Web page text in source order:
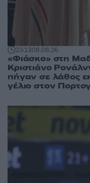
23:1308.08.26
«Φιάσκο» στη
Κριστιάνο
πήγαν σε λάθος
γέλιο στον